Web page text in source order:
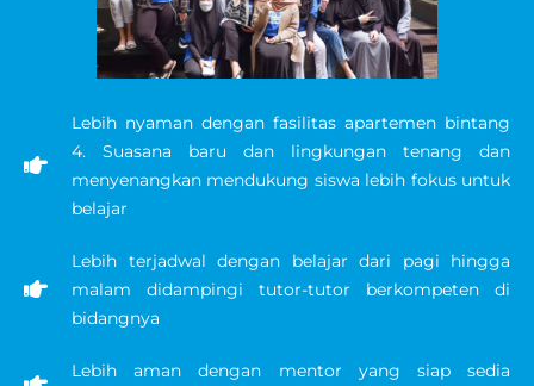
Lebih nyaman dengan fasilitas apartemen bintang
4. Suasana baru dan lingkungan tenang dan
menyenangkan mendukung siswa lebih fokus untuk
belajar
Lebih terjadwal dengan belajar dari pagi hingga
malam didampingi tutor-tutor berkompeten di
bidangnya
Lebih aman dengan mentor yang siap sedia